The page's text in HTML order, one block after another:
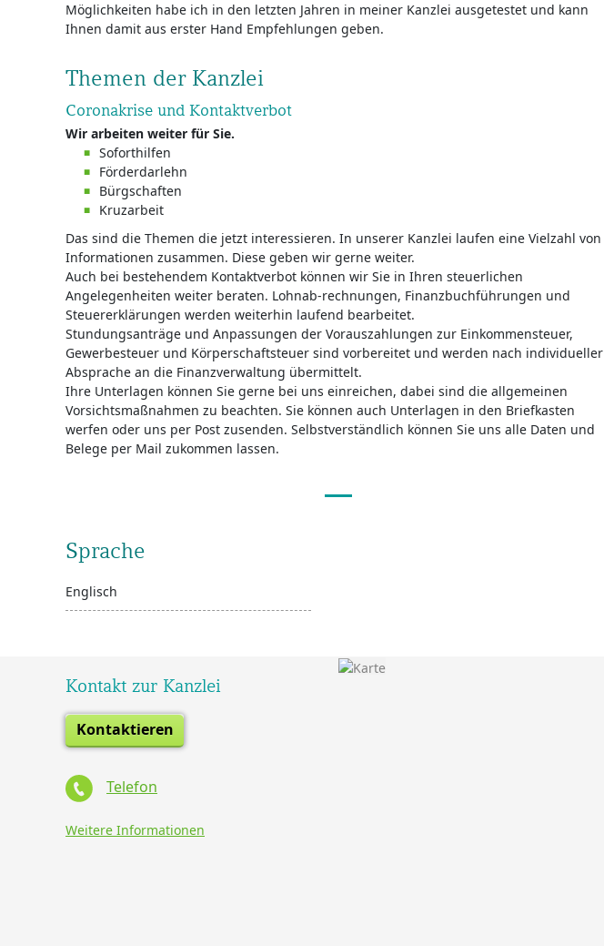
Möglichkeiten habe ich in den letzten Jahren in meiner Kanzlei ausgetestet und kann
Ihnen damit aus erster Hand Empfehlungen geben.
Themen der Kanzlei
Coronakrise und Kontaktverbot
Wir arbeiten weiter für Sie.
Soforthilfen
Förderdarlehn
Bürgschaften
Kruzarbeit
Das sind die Themen die jetzt interessieren. In unserer Kanzlei laufen eine Vielzahl von
Informationen zusammen. Diese geben wir gerne weiter.
Auch bei bestehendem Kontaktverbot können wir Sie in Ihren steuerlichen
Angelegenheiten weiter beraten. Lohnab-rechnungen, Finanzbuchführungen und
Steuererklärungen werden weiterhin laufend bearbeitet.
Stundungsanträge und Anpassungen der Vorauszahlungen zur Einkommensteuer,
Gewerbesteuer und Körperschaftsteuer sind vorbereitet und werden nach individueller
Absprache an die Finanzverwaltung übermittelt.
Ihre Unterlagen können Sie gerne bei uns einreichen, dabei sind die allgemeinen
Vorsichtsmaßnahmen zu beachten. Sie können auch Unterlagen in den Briefkasten
werfen oder uns per Post zusenden. Selbstverständlich können Sie uns alle Daten und
Belege per Mail zukommen lassen.
Sprache
Englisch
Kontakt zur Kanzlei
Kontaktieren
Telefon
Weitere Informationen